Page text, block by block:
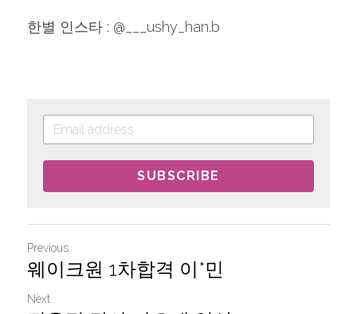
한별 인스타 : @___ushy_han.b
SUBSCRIBE
Previous
웨이크원 1차합격 이*민
Next